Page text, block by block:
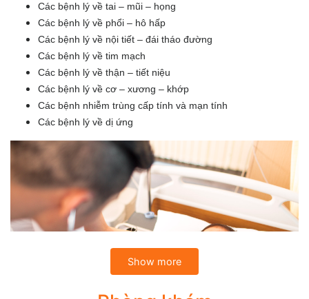
Các bệnh lý về tai – mũi – họng
Các bệnh lý về phổi – hô hấp
Các bệnh lý về nội tiết – đái tháo đường
Các bệnh lý về tim mạch
Các bệnh lý về thận – tiết niệu
Các bệnh lý về cơ – xương – khớp
Các bệnh nhiễm trùng cấp tính và mạn tính
Các bệnh lý về dị ứng
Show more